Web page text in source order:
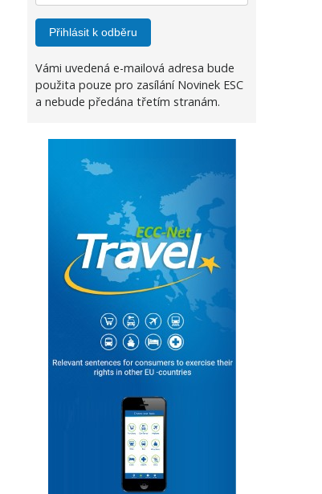
Přihlásit k odběru
Vámi uvedená e-mailová adresa bude
použita pouze pro zasílání Novinek ESC
a nebude předána třetím stranám.